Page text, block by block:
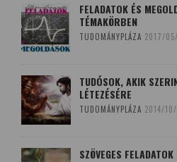
FELADATOK ÉS
TÉMAKÖRBEN
TUDOMÁNYPLÁZA 2017/
TUDÓSOK, AKIK
LÉTEZÉSÉRE
TUDOMÁNYPLÁZA 2014/
SZÖVEGES